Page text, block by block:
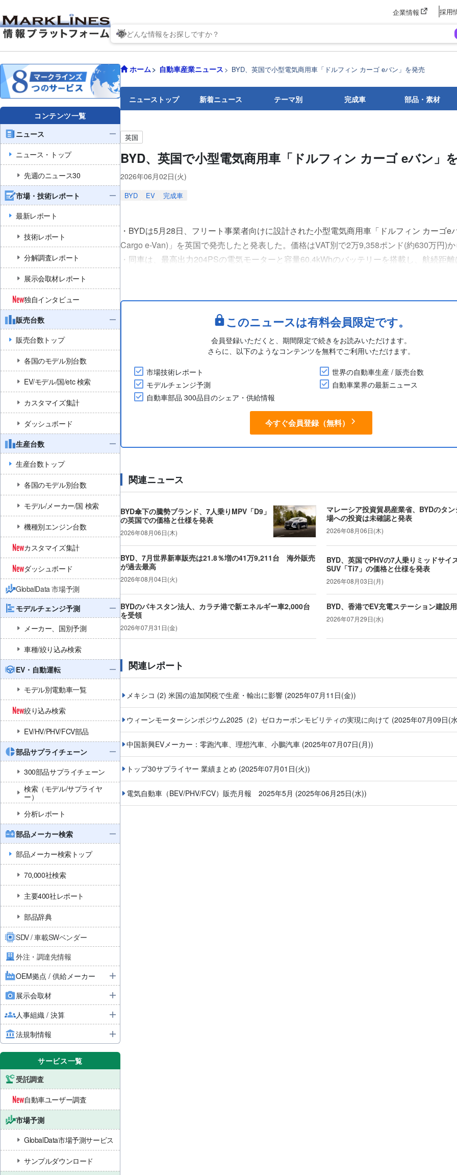
企業情報 採用
コンテンツ一覧
ニュース
ニュース・トップ
先週のニュース30
市場・技術レポート
最新レポート
技術レポート
分解調査レポート
展示会取材レポート
独自インタビュー
販売台数
販売台数トップ
各国のモデル別台数
EV/モデル/国/etc 検索
カスタマイズ集計
ダッシュボード
生産台数
生産台数トップ
各国のモデル別台数
モデル/メーカー/国 検索
機種別エンジン台数
カスタマイズ集計
ダッシュボード
GlobalData 市場予測
モデルチェンジ予測
メーカー、国別予測
車種/絞り込み検索
EV・自動運転
モデル別電動車一覧
絞り込み検索
EV/HV/PHV/FCV部品
部品サプライチェーン
300部品サプライチェーン
検索（モデル/サプライヤ
ー）
分析レポート
部品メーカー検索
部品メーカー検索トップ
70,000社検索
主要400社レポート
部品辞典
SDV / 車載SWベンダー
外注・調達先情報
OEM拠点 / 供給メーカー
展示会取材
人事組織 / 決算
法規制情報
サービス一覧
受託調査
自動車ユーザー調査
市場予測
GlobalData市場予測サービス
サンプルダウンロード
ホーム 自動車産業ニュース BYD、英国で小型電気商用車「ドルフィン カーゴ eバン」を発売
ニューストップ 新着ニュース テーマ別 完成車 部品・素材
英国
BYD、英国で小型電気商用車「ドルフィン カーゴ eバン」
2026年06月02日(火)
BYD EV 完成車
・BYDは5月28日、フリート事業者向けに設計された小型電気商用車「ドルフィン カーゴe
Cargo e-Van)」を英国で発売したと発表した。価格はVAT別で2万9,358ポンド(約630万円)か
・同車は、最高出力204PSの電気モーターと容量60.4kWhのバッテリーを搭載し、航続距
このニュースは有料会員限定です。
会員登録いただくと、期間限定で続きをお読みいただけます。
さらに、以下のようなコンテンツを無料でご利用いただけます。
市場技術レポート
世界の自動車生産 / 販売台数
モデルチェンジ予測
自動車業界の最新ニュース
自動車部品 300品目のシェア・供給情報
今すぐ会員登録（無料）
関連ニュース
BYD傘下の騰勢ブランド、7人乗りMPV「D9」
の英国での価格と仕様を発表
2026年08月06日(木)
マレーシア投資貿易産業省、BYDのタ
場への投資は未確認と発表
2026年08月06日(木)
BYD、7月世界新車販売は21.8％増の41万9,211台 海外販売
が過去最高
2026年08月04日(火)
BYD、英国でPHVの7人乗りミッドサイ
SUV「Ti7」の価格と仕様を発表
2026年08月03日(月)
BYDのパキスタン法人、カラチ港で新エネルギー車2,000台
を受領
2026年07月31日(金)
BYD、香港でEV充電ステーション建設
2026年07月29日(水)
関連レポート
メキシコ (2) 米国の追加関税で生産・輸出に影響 (2025年07月11日(金))
ウィーンモーターシンポジウム2025（2）ゼロカーボンモビリティの実現に向けて (2025年07月09日(
中国新興EVメーカー：零跑汽車、理想汽車、小鵬汽車 (2025年07月07日(月))
トップ30サプライヤー 業績まとめ (2025年07月01日(火))
電気自動車（BEV/PHV/FCV）販売月報 2025年5月 (2025年06月25日(水))